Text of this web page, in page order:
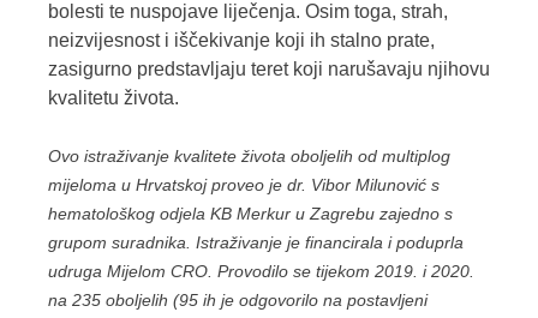
bolesti te nuspojave liječenja. Osim toga, strah,
neizvijesnost i iščekivanje koji ih stalno prate,
zasigurno predstavljaju teret koji narušavaju njihovu
kvalitetu života.
Ovo istraživanje kvalitete života oboljelih od multiplog
mijeloma u Hrvatskoj proveo je dr. Vibor Milunović s
hematološkog odjela KB Merkur u Zagrebu zajedno s
grupom suradnika. Istraživanje je financirala i poduprla
udruga Mijelom CRO. Provodilo se tijekom 2019. i 2020.
na 235 oboljelih (95 ih je odgovorilo na postavljeni